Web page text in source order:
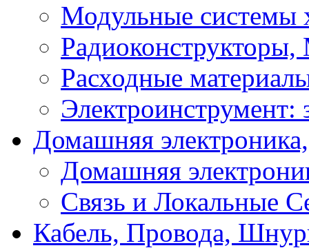
Модульные системы
Расходные
Электроинструмент:
Домашняя
Домашняя
Связь и Локальные
Кабель, Провода,